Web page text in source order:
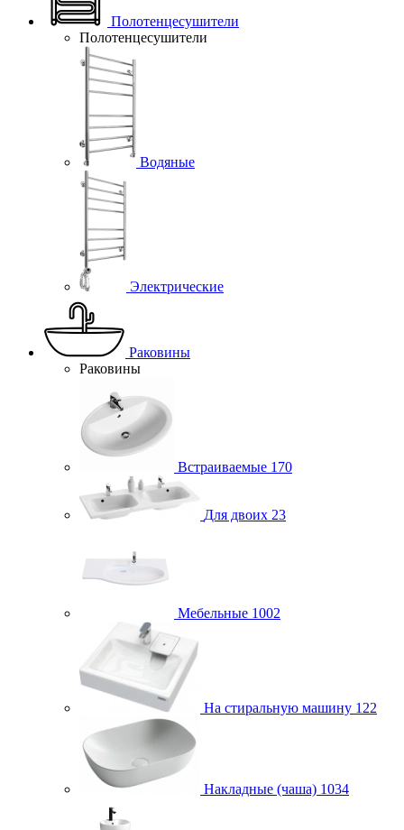
Полотенцесушители
Полотенцесушители
Водяные
Электрические
Раковины
Раковины
Встраиваемые 170
Для двоих 23
Мебельные 1002
На стиральную машину 122
Накладные (чаша) 1034